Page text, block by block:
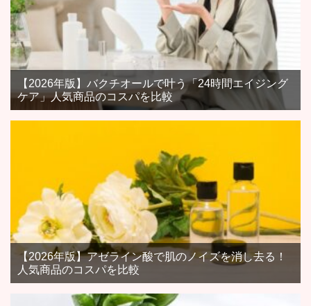
【2026年版】バクチオールで叶う「24時間エイジング
ケア」人気商品のコスパを比較
【2026年版】アゼライン酸で肌のノイズを消し去る！
人気商品のコスパを比較